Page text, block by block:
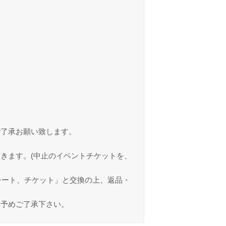
承お願い致します。
ます。(中止のイベントチケットを、
ト、チケット」と交換の上、返品・
めご了承下さい。